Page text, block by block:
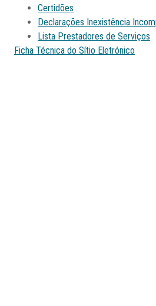
Certidões
Declarações Inexistência
Lista Prestadores de Serviços
Ficha Técnica do Sítio Eletrónico